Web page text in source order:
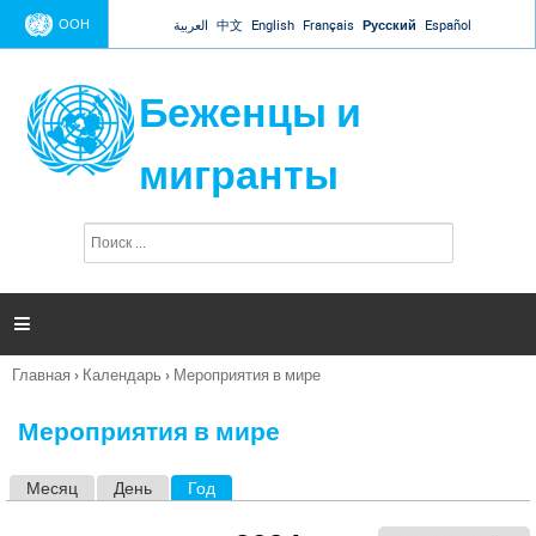
Jump to navigation
ООН العربية 中文 English Français Русский Español
Беженцы и
мигранты
п
и

Вы
Главная › Календарь › Мероприятия в мире
Мероприятия в мире
Месяц День Год